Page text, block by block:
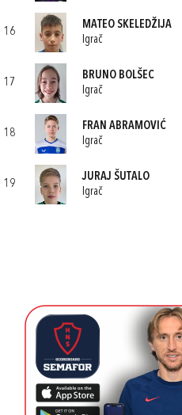
16
MATEO SKELEDŽIJA
Igrač
17
BRUNO BOLŠEC
Igrač
18
FRAN ABRAMOVIĆ
Igrač
19
JURAJ ŠUTALO
Igrač